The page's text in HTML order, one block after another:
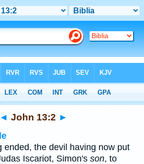
◄ John 13:2 ►
ended, the devil having now put
Iscariot, Simon's son, to